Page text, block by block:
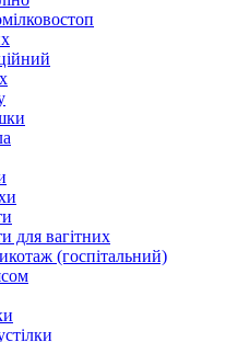
для вагітних
(госпітальний)